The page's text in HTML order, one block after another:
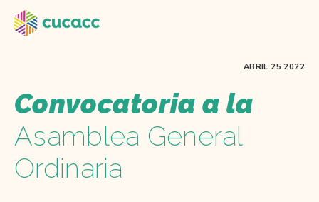
ABRIL 25 2022
Convocatoria a la
Asamblea General
Ordinaria